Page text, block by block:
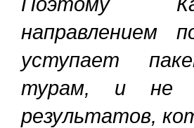
направлением
уступает
турам, и не
результатов,